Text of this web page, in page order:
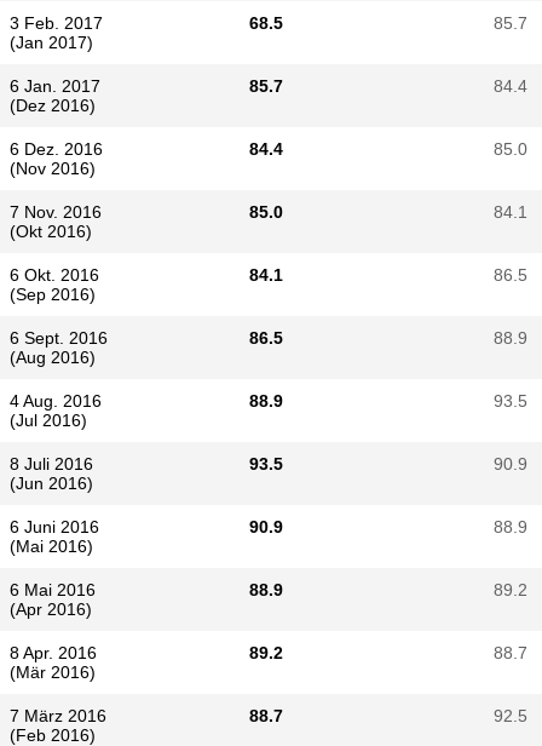
3 Feb. 2017
(Jan 2017)
68.5 85.7
6 Jan. 2017
(Dez 2016)
85.7 84.4
6 Dez. 2016
(Nov 2016)
84.4 85.0
7 Nov. 2016
(Okt 2016)
85.0 84.1
6 Okt. 2016
(Sep 2016)
84.1 86.5
6 Sept. 2016
(Aug 2016)
86.5 88.9
4 Aug. 2016
(Jul 2016)
88.9 93.5
8 Juli 2016
(Jun 2016)
93.5 90.9
6 Juni 2016
(Mai 2016)
90.9 88.9
6 Mai 2016
(Apr 2016)
88.9 89.2
8 Apr. 2016
(Mär 2016)
89.2 88.7
7 März 2016
(Feb 2016)
88.7 92.5